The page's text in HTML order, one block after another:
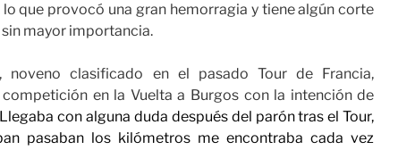
que provocó una gran hemorragia y tiene algún corte
sin mayor importancia.
noveno clasificado en el pasado Tour de Francia,
competición en la Vuelta a Burgos con la intención de
con alguna duda después del parón tras el Tour,
pasaban los kilómetros me encontraba cada vez